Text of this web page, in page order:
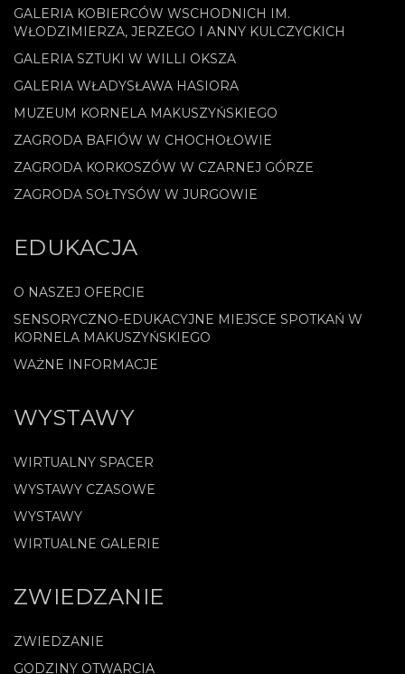
GALERIA KOBIERCÓW WSCHODNICH IM.
WŁODZIMIERZA, JERZEGO I ANNY KULCZYCKICH
GALERIA SZTUKI W WILLI OKSZA
GALERIA WŁADYSŁAWA HASIORA
MUZEUM KORNELA MAKUSZYŃSKIEGO
ZAGRODA BAFIÓW W CHOCHOŁOWIE
ZAGRODA KORKOSZÓW W CZARNEJ GÓRZE
ZAGRODA SOŁTYSÓW W JURGOWIE
EDUKACJA
O NASZEJ OFERCIE
SENSORYCZNO-EDUKACYJNE MIEJSCE SPOTKAŃ W
KORNELA MAKUSZYŃSKIEGO
WAŻNE INFORMACJE
WYSTAWY
WIRTUALNY SPACER
WYSTAWY CZASOWE
WYSTAWY
WIRTUALNE GALERIE
ZWIEDZANIE
ZWIEDZANIE
GODZINY OTWARCIA